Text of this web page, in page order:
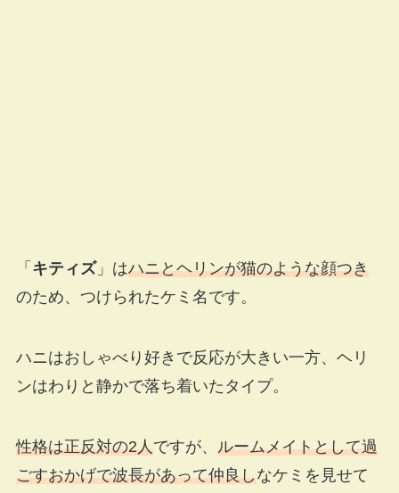
「 キティズ」はハニとヘリンが猫のような顔つき
のため、つけられたケミ名です。
ハニはおしゃべり好きで反応が大きい一方、ヘリ
ンはわりと静かで落ち着いたタイプ。
性格は正反対の2人ですが、 ルームメイトとして過
ごすおかげで波長があって仲良しなケミを見せて